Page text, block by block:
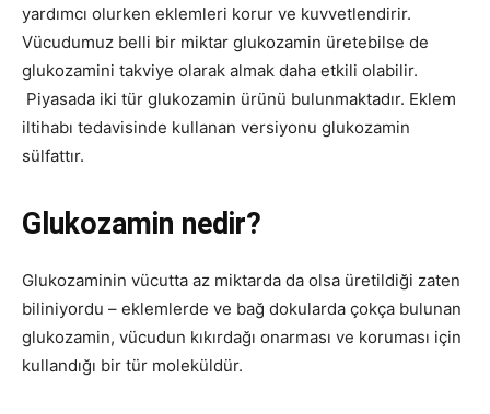
yardımcı olurken eklemleri korur ve kuvvetlendirir.
Vücudumuz belli bir miktar glukozamin üretebilse de
glukozamini takviye olarak almak daha etkili olabilir.
Piyasada iki tür glukozamin ürünü bulunmaktadır. Eklem
iltihabı tedavisinde kullanan versiyonu glukozamin
sülfattır.
Glukozamin nedir?
Glukozaminin vücutta az miktarda da olsa üretildiği zaten
biliniyordu – eklemlerde ve bağ dokularda çokça bulunan
glukozamin, vücudun kıkırdağı onarması ve koruması için
kullandığı bir tür moleküldür.